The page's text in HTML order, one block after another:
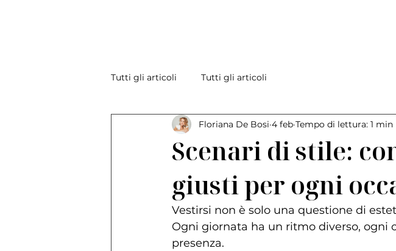
Tutti gli articoli Tutti gli articoli
Scenari di stile:
giusti per ogni
Floriana De Bosi 4 feb Tempo di lettura: 1 min
Vestirsi non è solo una questione di
Ogni giornata ha un ritmo diverso, ogni
presenza.